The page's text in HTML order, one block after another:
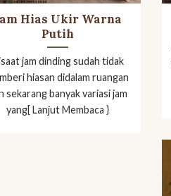
Hias Ukir Warna
Putih
jam dinding sudah tidak
hiasan didalam ruangan
sekarang banyak variasi jam
yang[ Lanjut Membaca }